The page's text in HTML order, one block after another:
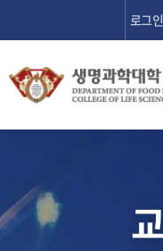
로그인
식품생명공학과
연혁